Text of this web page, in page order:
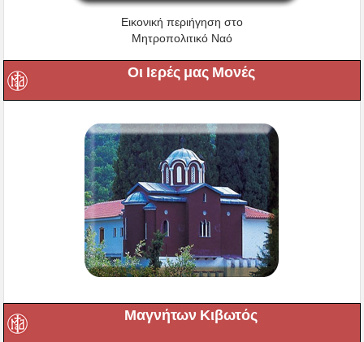
Εικονική περιήγηση στο
Μητροπολιτικό Ναό
Οι Ιερές μας Μονές
Μαγνήτων Κιβωτός